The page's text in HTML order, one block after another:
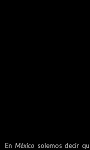
En Méxicosolemos decir